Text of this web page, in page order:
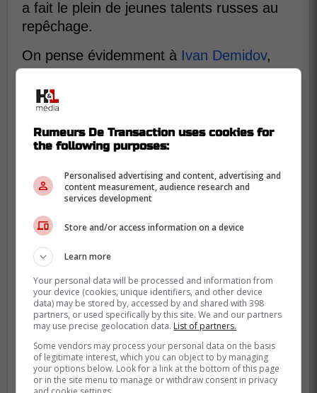
a fait le plein de jeunes talents russes au
repêchage.
On pense évidemment à Ivan Demidov,
mais aussi à deux espoirs très
prometteurs,
Pugachyov
de ce développement majeur.
immédiatement penser à une éventuelle
participation aux prochains Jeux
olympiques, au Championnat du monde et,
possiblement, à la prochaine Coupe du
monde de hockey.
Pour les deux autres, il est plutôt question
d'une participation au prochain
Championnat mondial junior, si la Russie
obtient son feu vert à temps pour prendre
part à cet important tournoi.
Rumeurs De Transaction uses cookies for
the following purposes:
Personalised advertising and content, advertising and
content measurement, audience research and
services development
Store and/or access information on a device
Learn more
Your personal data will be processed and information from
your device (cookies, unique identifiers, and other device
data) may be stored by, accessed by and shared with 398
partners, or used specifically by this site. We and our partners
may use precise geolocation data. List of partners.
Some vendors may process your personal data on the basis
of legitimate interest, which you can object to by managing
your options below. Look for a link at the bottom of this page
or in the site menu to manage or withdraw consent in privacy